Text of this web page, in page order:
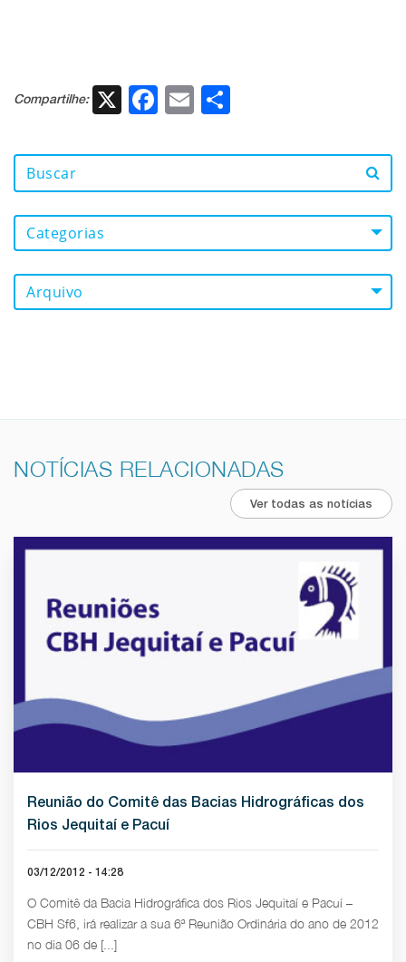
Compartilhe: X Facebook
Email
Categorias
Arquivo
NOTÍCIAS RELACIONADAS
Ver todas as notícias
Reunião do Comitê das Bacias Hidrográficas dos
Rios Jequitaí e Pacuí
03/12/2012 - 14:28
O Comitê da Bacia Hidrográfica dos Rios Jequitaí e Pacuí –
CBH Sf6, irá realizar a sua 6ª Reunião Ordinária do ano de 2012
no dia 06 de [...]